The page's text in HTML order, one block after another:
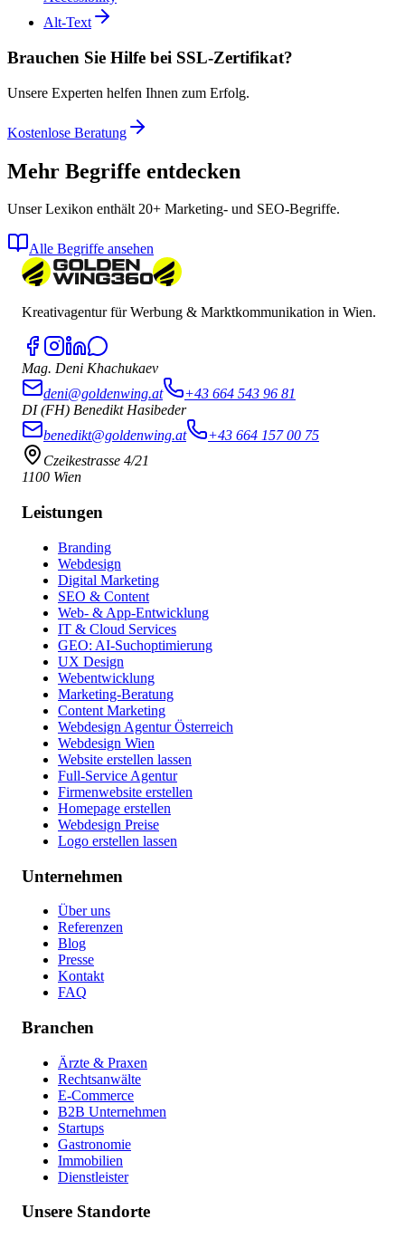
Alt-Text
Brauchen Sie Hilfe bei SSL-Zertifikat?
Unsere Experten helfen Ihnen zum Erfolg.
Kostenlose Beratung
Mehr Begriffe entdecken
Unser Lexikon enthält 20+ Marketing- und SEO-Begriffe.
Alle Begriffe ansehen
Kreativagentur für Werbung & Marktkommunikation in Wien.
Mag. Deni Khachukaev
deni@goldenwing.at
+43 664 543 96 81
DI (FH) Benedikt Hasibeder
benedikt@goldenwing.at
+43 664 157 00 75
Czeikestrasse 4/21
1100 Wien
Leistungen
Branding
Webdesign
Digital Marketing
SEO & Content
Web- & App-Entwicklung
IT & Cloud Services
GEO: AI-Suchoptimierung
UX Design
Webentwicklung
Marketing-Beratung
Content Marketing
Webdesign Agentur Österreich
Webdesign Wien
Website erstellen lassen
Full-Service Agentur
Firmenwebsite erstellen
Homepage erstellen
Webdesign Preise
Logo erstellen lassen
Unternehmen
Über uns
Referenzen
Blog
Presse
Kontakt
FAQ
Branchen
Ärzte & Praxen
Rechtsanwälte
E-Commerce
B2B Unternehmen
Startups
Gastronomie
Immobilien
Dienstleister
Unsere Standorte